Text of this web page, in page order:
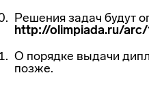
Решения задач будут
http://olimpiada.ru/
О порядке выдачи
позже.